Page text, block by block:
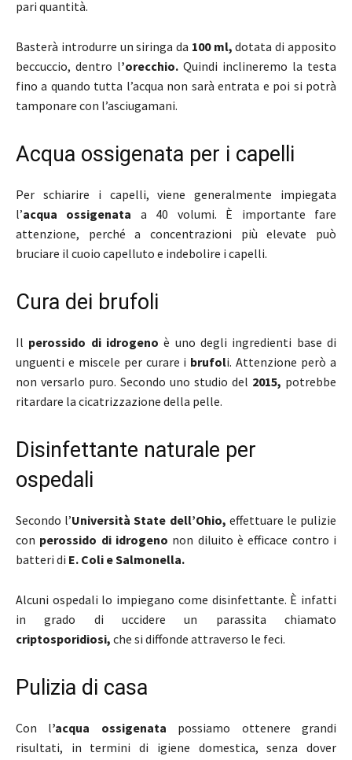
pari quantità.
Basterà introdurre un siringa da 100 ml, dotata di apposito
beccuccio, dentro l’orecchio. Quindi inclineremo la testa
fino a quando tutta l’acqua non sarà entrata e poi si potrà
tamponare con l’asciugamani.
Acqua ossigenata per i capelli
Per schiarire i capelli, viene generalmente impiegata
l’acqua ossigenata a 40 volumi. È importante fare
attenzione, perché a concentrazioni più elevate può
bruciare il cuoio capelluto e indebolire i capelli.
Cura dei brufoli
Il perossido di idrogeno è uno degli ingredienti base di
unguenti e miscele per curare i brufoli. Attenzione però a
non versarlo puro. Secondo uno studio del 2015, potrebbe
ritardare la cicatrizzazione della pelle.
Disinfettante naturale per
ospedali
Secondo l’Università State dell’Ohio, effettuare le pulizie
con perossido di idrogeno non diluito è efficace contro i
batteri di E. Coli e Salmonella.
Alcuni ospedali lo impiegano come disinfettante. È infatti
in grado di uccidere un parassita chiamato
criptosporidiosi, che si diffonde attraverso le feci.
Pulizia di casa
Con l’acqua ossigenata possiamo ottenere grandi
risultati, in termini di igiene domestica, senza dover